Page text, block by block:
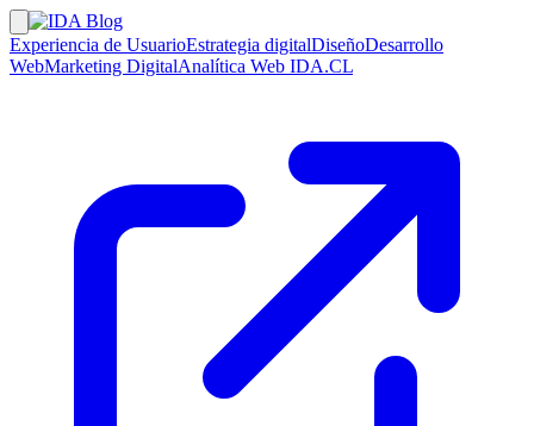
Experiencia de UsuarioEstrategia digitalDiseñoDesarrollo
WebMarketing DigitalAnalítica Web IDA.CL